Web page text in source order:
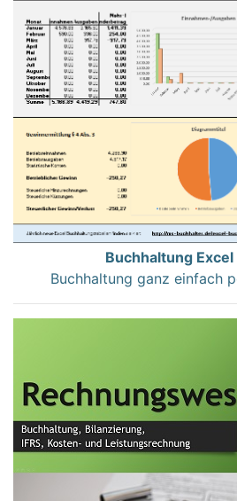
Buchhaltung
Buchhaltung ganz einfach